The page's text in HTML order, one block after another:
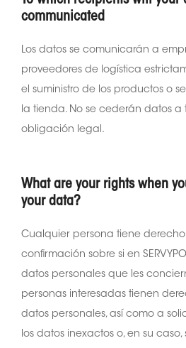
communicated
Los datos se comunicarán a
proveedores de logística
el suministro de los productos o
la tienda. No se cederán datos a
obligación legal.
What are your rights when
your data?
Cualquier persona tiene
confirmación sobre si en
datos personales que les
personas interesadas tienen
datos personales, así como a
los datos inexactos o, en su caso,